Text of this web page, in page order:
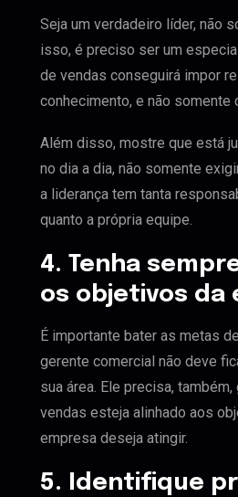
Seja um verdadeiro líder, não
isso, é preciso ser um
de vendas conseguirá impor
conhecimento, e não somente
Além disso, mostre que está
no dia a dia, não somente
a liderança tem tanta
quanto a própria equipe.
4. Tenha
os objetivos da
É importante bater as metas
gerente comercial não deve
sua área. Ele precisa,
vendas esteja alinhado aos
empresa deseja atingir.
5. Identifique